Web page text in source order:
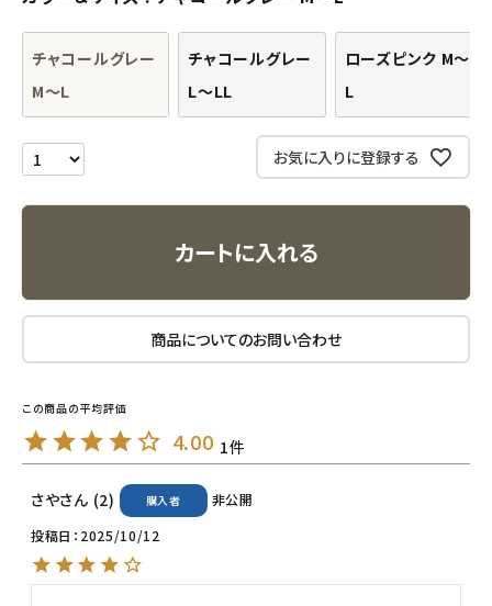
アルマウィン
アカウント情報
ようこそ ゲスト 様
チャコールグレー
M～L
チャコールグレー
L～LL
ローズピンク M～
L
お気に入りに登録する
カートに入れる
商品についてのお問い合わせ
4.00 1
さや 2 購入者
非公開
投稿日
2025/10/12